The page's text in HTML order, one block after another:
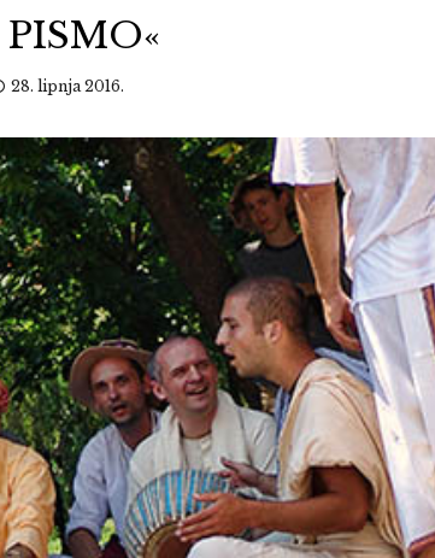
28. lipnja 2016.